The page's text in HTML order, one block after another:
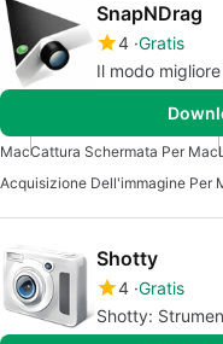
SnapNDrag
4 Gratis
Il modo
MacCattura Schermata Per Mac
Acquisizione Dell'immagine Per
Shotty
4 Gratis
Shotty: